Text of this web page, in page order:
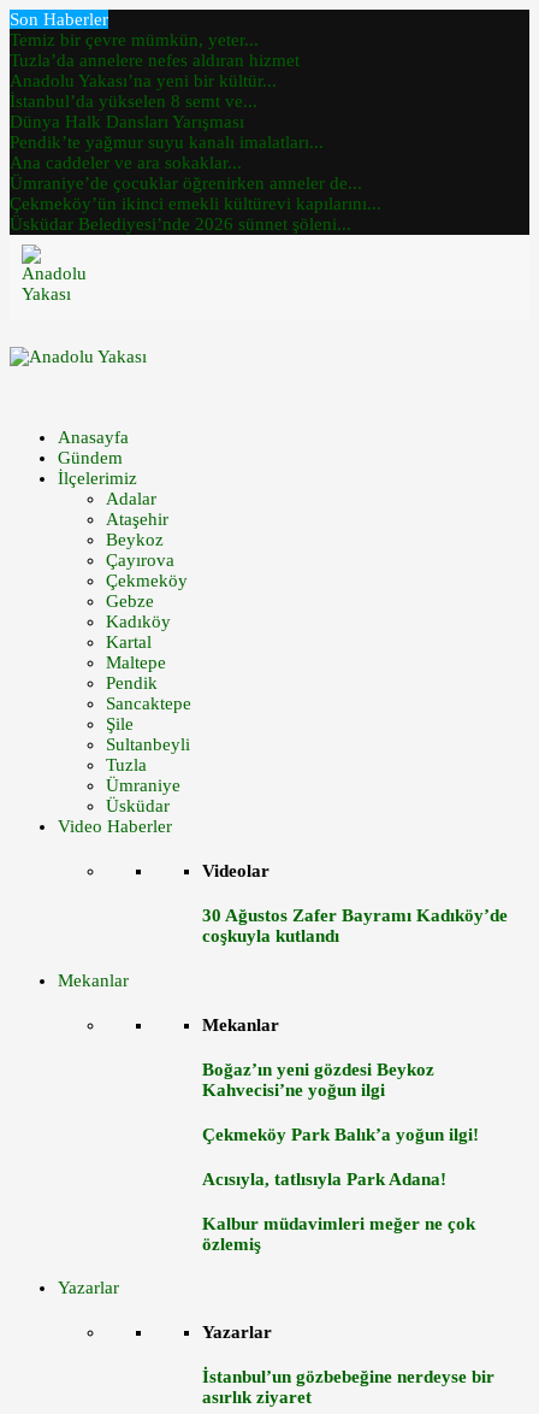
Son Haberler
Temiz bir çevre mümkün, yeter...
Tuzla’da annelere nefes aldıran hizmet
Anadolu Yakası’na yeni bir kültür...
İstanbul’da yükselen 8 semt ve...
Dünya Halk Dansları Yarışması
Pendik’te yağmur suyu kanalı imalatları...
Ana caddeler ve ara sokaklar...
Ümraniye’de çocuklar öğrenirken anneler de...
Çekmeköy’ün ikinci emekli kültürevi kapılarını...
Üsküdar Belediyesi’nde 2026 sünnet şöleni...
Anasayfa
Gündem
İlçelerimiz
Adalar
Ataşehir
Beykoz
Çayırova
Çekmeköy
Gebze
Kadıköy
Kartal
Maltepe
Pendik
Sancaktepe
Şile
Sultanbeyli
Tuzla
Ümraniye
Üsküdar
Video Haberler
Videolar
30 Ağustos Zafer Bayramı Kadıköy’de
coşkuyla kutlandı
Mekanlar
Mekanlar
Boğaz’ın yeni gözdesi Beykoz
Kahvecisi’ne yoğun ilgi
Çekmeköy Park Balık’a yoğun ilgi!
Acısıyla, tatlısıyla Park Adana!
Kalbur müdavimleri meğer ne çok
özlemiş
Yazarlar
Yazarlar
İstanbul’un gözbebeğine nerdeyse bir
asırlık ziyaret